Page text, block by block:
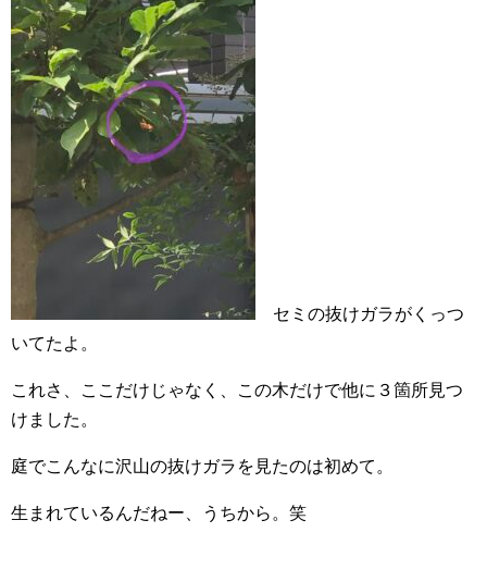
セミの抜けガラがくっつ
いてたよ。
これさ、ここだけじゃなく、この木だけで他に３箇所見つ
けました。
庭でこんなに沢山の抜けガラを見たのは初めて。
生まれているんだねー、うちから。笑